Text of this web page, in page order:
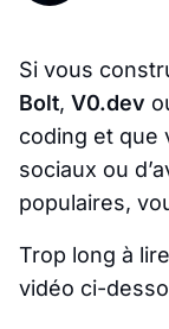
Si vous
Bolt, V0.dev
coding et que
sociaux ou
populaires,
Trop long à
vidéo ci-